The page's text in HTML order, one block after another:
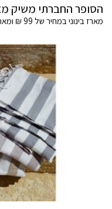
הסופר החברתי משיק
מארז בינוני במחיר של 99 ₪ ומארז גדול ב-149 ₪.